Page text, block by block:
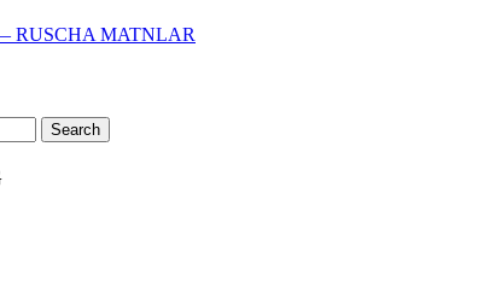
MATNLAR